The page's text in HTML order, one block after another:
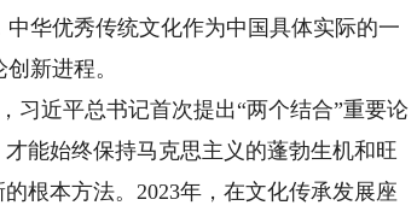
华优秀传统文化作为中国具体实际的一
新进程。
近平总书记首次提出“两个结合”重要论
能始终保持马克思主义的蓬勃生机和旺
根本方法。2023年，在文化传承发展座